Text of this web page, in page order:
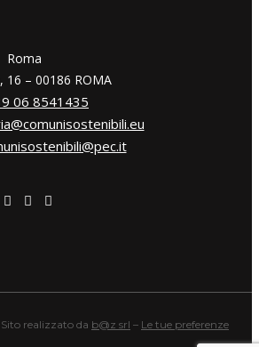
​​Roma
16 – 00186 ROMA
06 8541435
realizzato da b@z srl – Le tue preferenze